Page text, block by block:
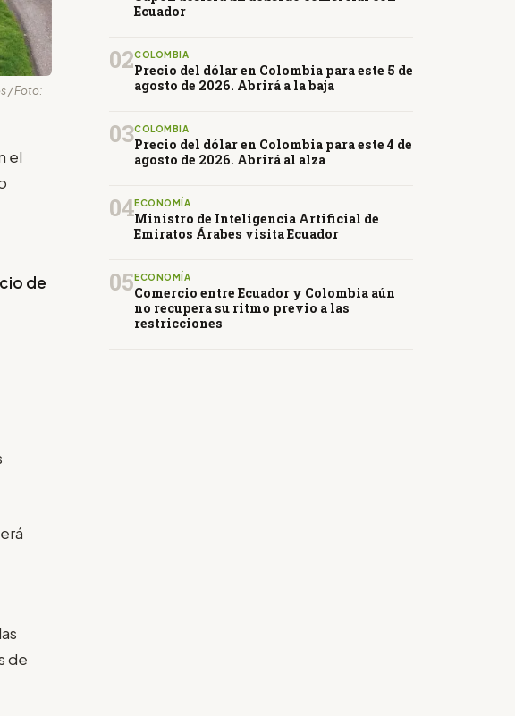
/ Foto:
el
de
de
Ecuador
02COLOMBIA
Precio del dólar en Colombia para este 5 de
agosto de 2026. Abrirá a la baja
03COLOMBIA
Precio del dólar en Colombia para este 4 de
agosto de 2026. Abrirá al alza
04ECONOMÍA
Ministro de Inteligencia Artificial de
Emiratos Árabes visita Ecuador
05 ECONOMÍA
Comercio entre Ecuador y Colombia aún
no recupera su ritmo previo a las
restricciones